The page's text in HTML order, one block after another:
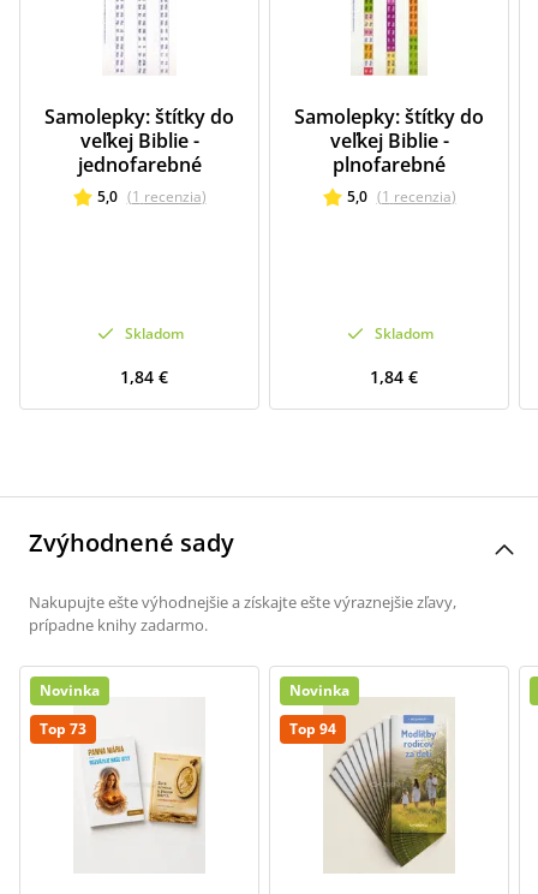
Samolepky: štítky do
veľkej Biblie -
jednofarebné
5,0 (1 recenzia)
Skladom
1,84 €
Samolepky: štítky do
veľkej Biblie -
plnofarebné
5,0 (1 recenzia)
Skladom
1,84 €
Zvýhodnené sady
Nakupujte ešte výhodnejšie a získajte ešte výraznejšie zľavy,
prípadne knihy zadarmo.
Novinka
Top 73
Novinka
Top 94